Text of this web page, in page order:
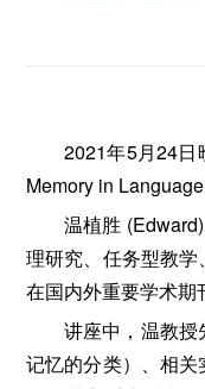
2021年5月24日
Memory in
温植胜
理研究、任务型教学
在国内外重要学术期
讲座中，温教
记忆的分类）、相